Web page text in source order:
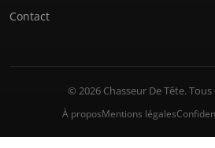
Contact
© 2026 Chasseur De Tête.
À proposMentions légales